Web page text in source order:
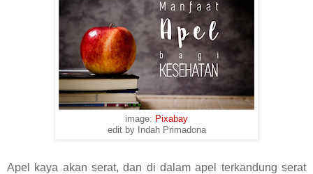
image: Pixabay
edit by Indah Primadona
Apel kaya akan serat, dan di dalam apel terkandung serat